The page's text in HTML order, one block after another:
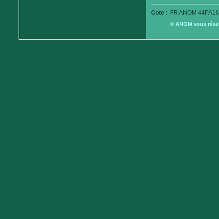
Cote : FR ANOM
© ANOM sous